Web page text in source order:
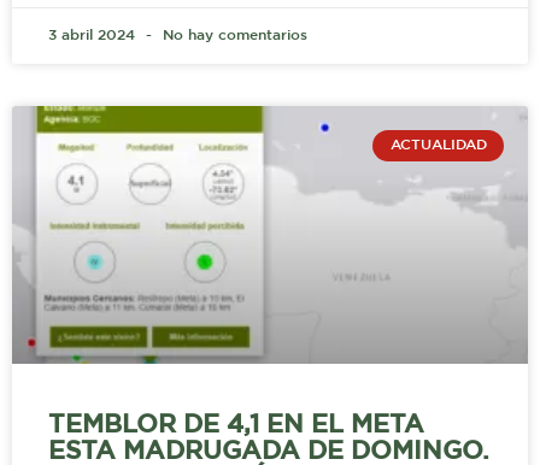
3 abril 2024 No hay comentarios
ACTUALIDAD
TEMBLOR DE 4,1 EN EL META
ESTA MADRUGADA DE DOMINGO.